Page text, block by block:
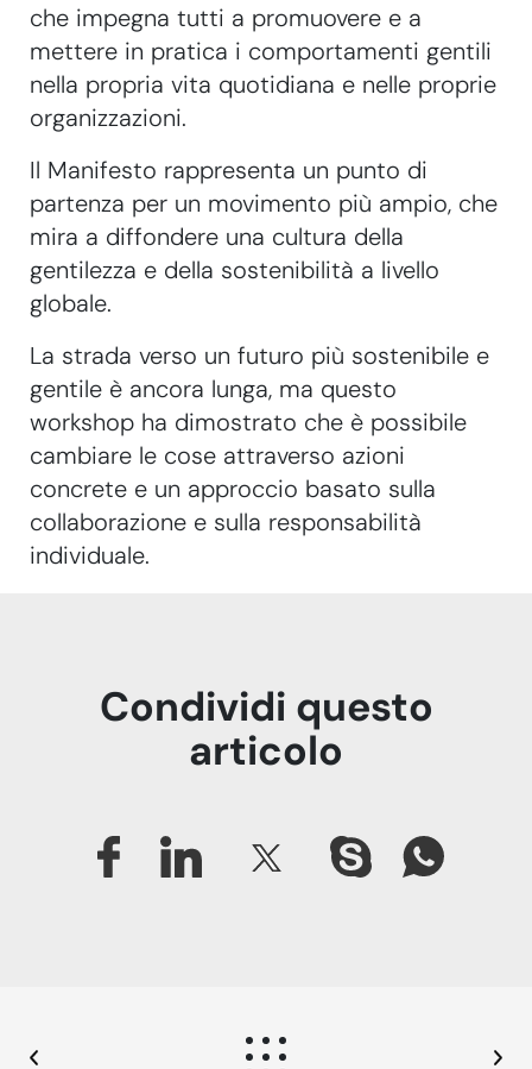
che impegna tutti a promuovere e a
mettere in pratica i comportamenti gentili
nella propria vita quotidiana e nelle proprie
organizzazioni.
Il Manifesto rappresenta un punto di
partenza per un movimento più ampio, che
mira a diffondere una cultura della
gentilezza e della sostenibilità a livello
globale.
La strada verso un futuro più sostenibile e
gentile è ancora lunga, ma questo
workshop ha dimostrato che è possibile
cambiare le cose attraverso azioni
concrete e un approccio basato sulla
collaborazione e sulla responsabilità
individuale.
Condividi questo
articolo